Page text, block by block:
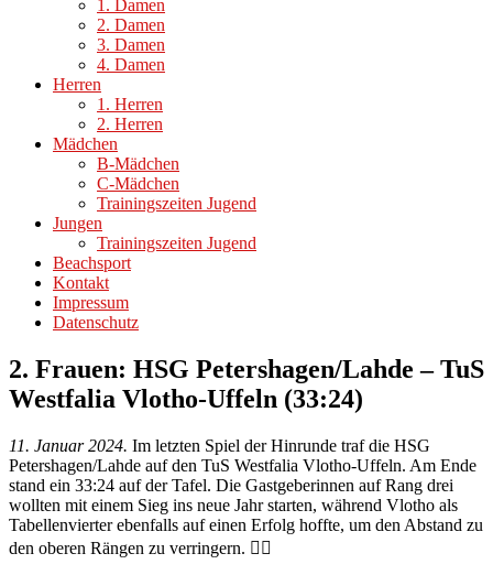
1. Damen
2. Damen
3. Damen
4. Damen
Herren
1. Herren
2. Herren
Mädchen
B-Mädchen
C-Mädchen
Trainingszeiten Jugend
Jungen
Trainingszeiten Jugend
Beachsport
Kontakt
Impressum
Datenschutz
2. Frauen: HSG Petershagen/Lahde – TuS
Westfalia Vlotho-Uffeln (33:24)
11. Januar 2024. Im letzten Spiel der Hinrunde traf die HSG
Petershagen/Lahde auf den TuS Westfalia Vlotho-Uffeln. Am Ende
stand ein 33:24 auf der Tafel. Die Gastgeberinnen auf Rang drei
wollten mit einem Sieg ins neue Jahr starten, während Vlotho als
Tabellenvierter ebenfalls auf einen Erfolg hoffte, um den Abstand zu
den oberen Rängen zu verringern. ☝🏼